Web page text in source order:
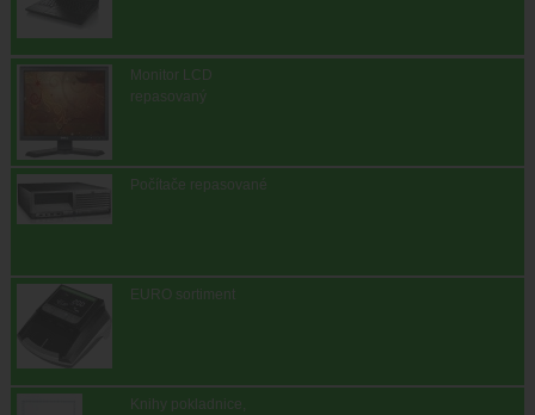
Monitor LCD
repasovaný
Počítače repasované
EURO sortiment
Knihy pokladnice,